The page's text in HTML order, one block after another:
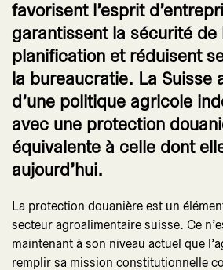
favorisent l’esprit
garantissent la sécurité de
planification et réduisent
la bureaucratie. La Suisse
d’une politique agricole
avec une protection
équivalente à celle dont
aujourd’hui.
La protection douanière est un
secteur agroalimentaire suisse. Ce
maintenant à son niveau actuel que
remplir sa mission constitutionnelle